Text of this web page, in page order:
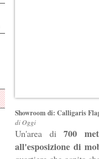
Showroom di: Calligaris
di Oggi
Un'area di700
all'esposizione di